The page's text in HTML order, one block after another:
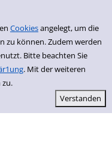
Cookiesangelegt, um die
zu können. Zudem werden
Bitte beachten Sie
. Mit der weiteren
zu.